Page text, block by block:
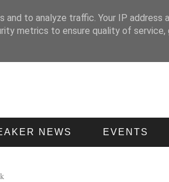
NEWS EVENTS
to analyze traffic. Your IP address
metrics to ensure quality of service,